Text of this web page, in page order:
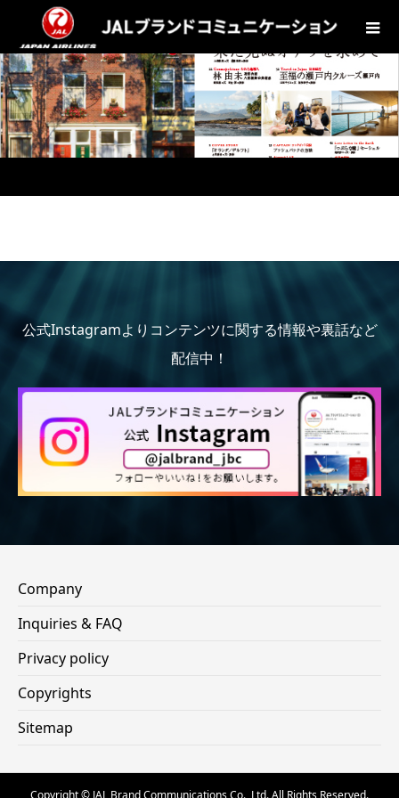
公式Instagramよりコンテンツに関する情報や裏話など
配信中！
Company
Inquiries & FAQ
Privacy policy
Copyrights
Sitemap